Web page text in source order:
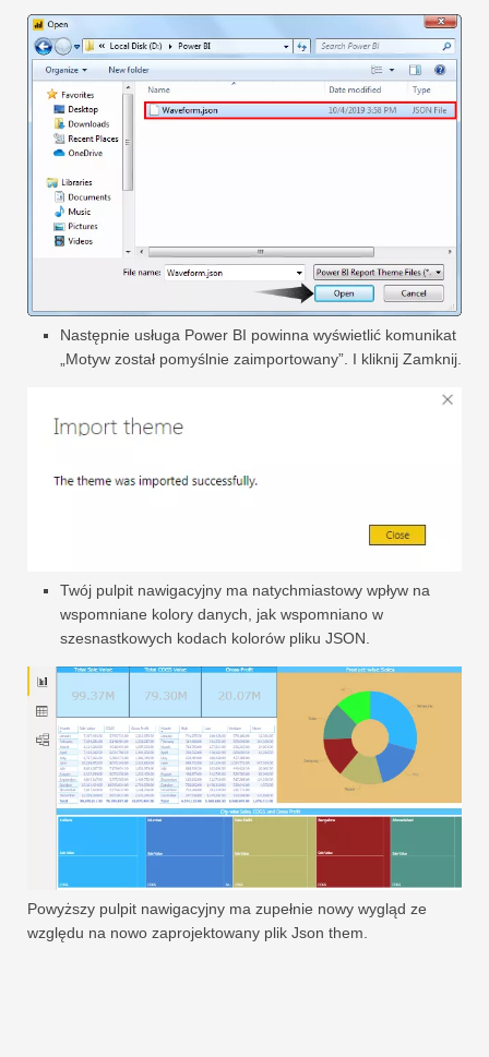
Następnie usługa Power BI powinna wyświetlić komunikat
„Motyw został pomyślnie zaimportowany”. I kliknij Zamknij.
Twój pulpit nawigacyjny ma natychmiastowy wpływ na
wspomniane kolory danych, jak wspomniano w
szesnastkowych kodach kolorów pliku JSON.
Powyższy pulpit nawigacyjny ma zupełnie nowy wygląd ze
względu na nowo zaprojektowany plik Json them.